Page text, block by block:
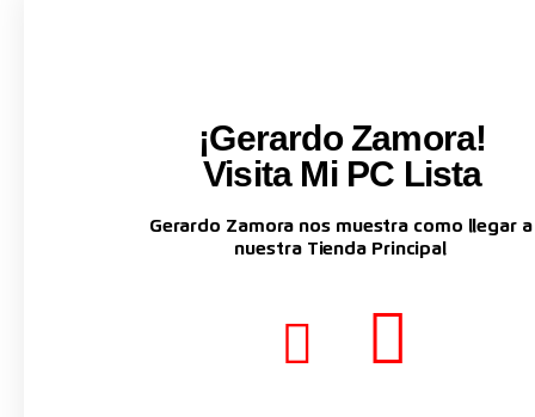
¡Gerardo Zamora!
Visita Mi PC Lista
Gerardo Zamora nos muestra como llegar a
nuestra Tienda Principal